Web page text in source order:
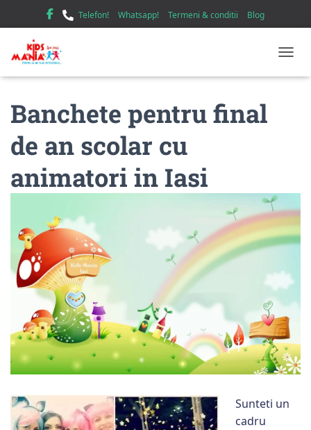
Telefon! Whatsapp! Termeni & conditii Blog
Banchete pentru final
de an scolar cu
animatori in Iasi
Sunteti un
cadru